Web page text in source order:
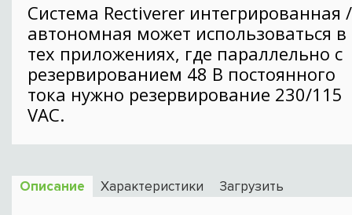
Cистема Rectiverer интегрированная /
автономная может использоваться в
тех приложениях, где параллельно с
резервированием 48 В постоянного
тока нужно резервирование 230/115
VAC.
Описание Характеристики Загрузить